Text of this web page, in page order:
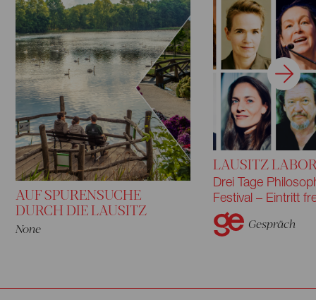
AUF SPURENSUCHE
DURCH DIE LAUSITZ
None
LAUSITZ
Drei Tage
Festival – Eintritt
Gespräch